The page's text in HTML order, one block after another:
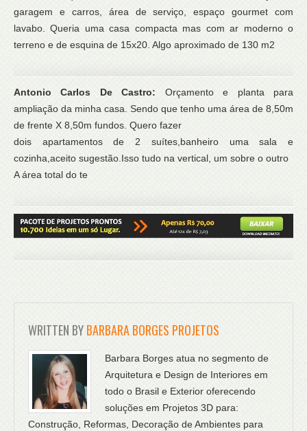
garagem e carros, área de serviço, espaço gourmet com
lavabo. Queria uma casa compacta mas com ar moderno o
terreno e de esquina de 15x20. Algo aproximado de 130 m2
Antonio Carlos De Castro: Orçamento e planta para
ampliação da minha casa. Sendo que tenho uma área de 8,50m
de frente X 8,50m fundos. Quero fazer
dois apartamentos de 2 suítes,banheiro uma sala e
cozinha,aceito sugestão.Isso tudo na vertical, um sobre o outro
A área total do te
WRITTEN BYBARBARA BORGES PROJETOS
Barbara Borges atua no segmento de
Arquitetura e Design de Interiores em
todo o Brasil e Exterior oferecendo
soluções em Projetos 3D para:
Construção, Reformas, Decoração de Ambientes para